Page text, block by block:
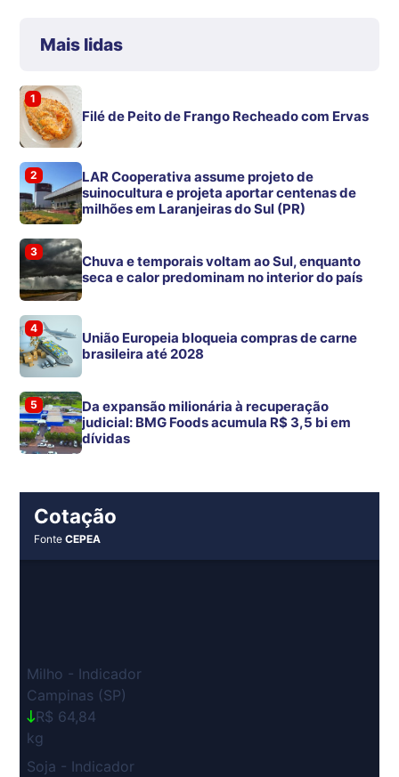
Mais lidas
1
Filé de Peito de Frango Recheado com Ervas
2
LAR Cooperativa assume projeto de
suinocultura e projeta aportar centenas de
milhões em Laranjeiras do Sul (PR)
3
Chuva e temporais voltam ao Sul, enquanto
seca e calor predominam no interior do país
4
União Europeia bloqueia compras de carne
brasileira até 2028
5
Da expansão milionária à recuperação
judicial: BMG Foods acumula R$ 3,5 bi em
dívidas
Cotação
FonteCEPEA
Milho - Indicador
Campinas (SP)
R$ 64,84
kg
Soja - Indicador